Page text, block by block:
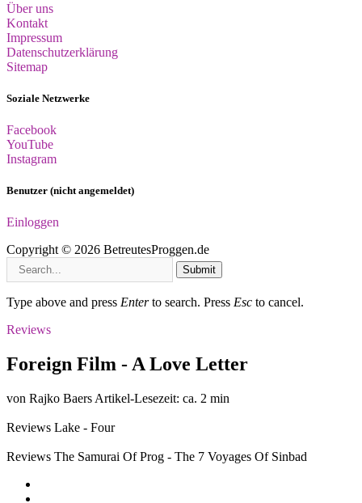
Über uns
Kontakt
Impressum
Datenschutzerklärung
Sitemap
Soziale Netzwerke
Facebook
YouTube
Instagram
Benutzer (nicht angemeldet)
Einloggen
Copyright © 2026 BetreutesProggen.de
Submit
Type above and press Enterto search. Press Esc to cancel.
Reviews
Foreign Film - A Love Letter
von Rajko Baers Artikel-Lesezeit: ca. 2 min
Reviews Lake - Four
Reviews The Samurai Of Prog - The 7 Voyages Of Sinbad